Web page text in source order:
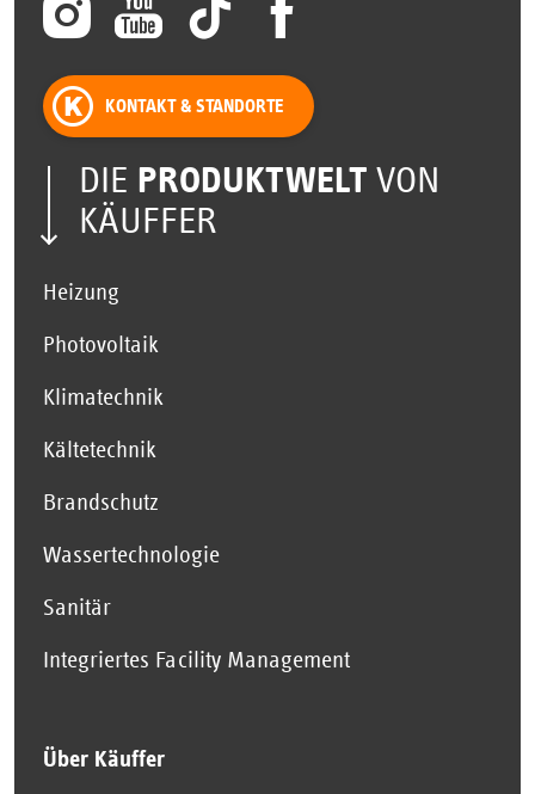
KONTAKT & STANDORTE
DIE PRODUKTWELT VON
KÄUFFER
Heizung
Photovoltaik
Klimatechnik
Kältetechnik
Brandschutz
Wassertechnologie
Sanitär
Integriertes Facility Management
Über Käuffer